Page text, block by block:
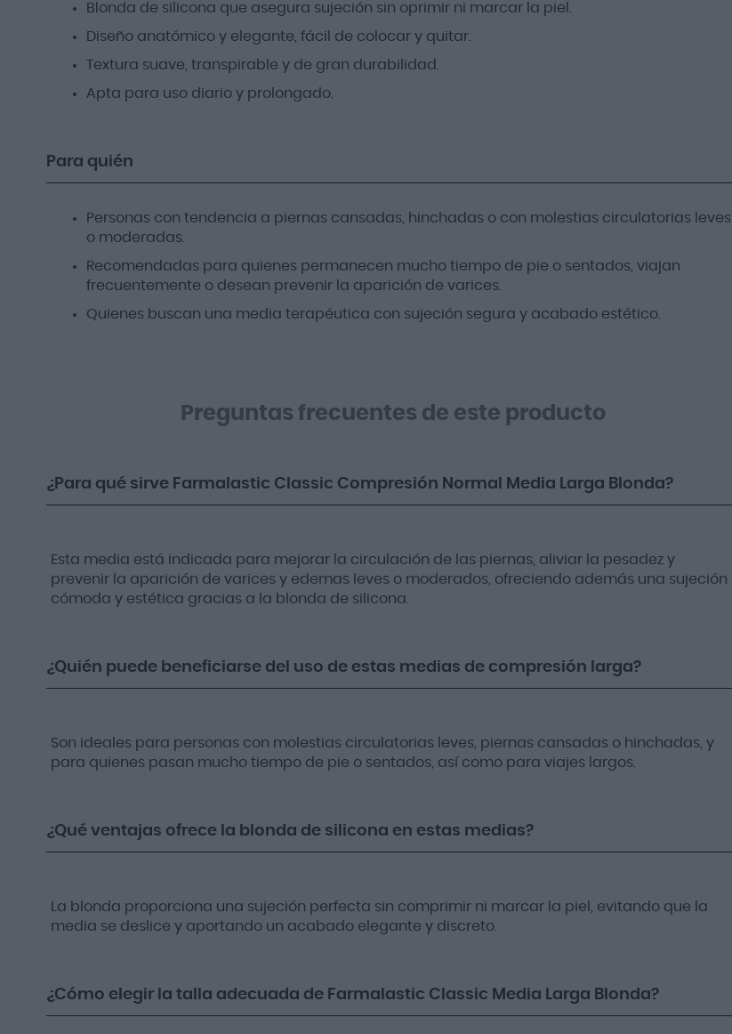
Blonda de silicona que asegura sujeción sin oprimir ni marcar la piel.
Diseño anatómico y elegante, fácil de colocar y quitar.
Textura suave, transpirable y de gran durabilidad.
Apta para uso diario y prolongado.
Para quién
Personas con tendencia a piernas cansadas, hinchadas o con molestias circulatorias leves
o moderadas.
Recomendadas para quienes permanecen mucho tiempo de pie o sentados, viajan
frecuentemente o desean prevenir la aparición de varices.
Quienes buscan una media terapéutica con sujeción segura y acabado estético.
Preguntas frecuentes de este producto
¿Para qué sirve Farmalastic Classic Compresión Normal Media Larga Blonda?
Esta media está indicada para mejorar la circulación de las piernas, aliviar la pesadez y
prevenir la aparición de varices y edemas leves o moderados, ofreciendo además una sujeción
cómoda y estética gracias a la blonda de silicona.
¿Quién puede beneficiarse del uso de estas medias de compresión larga?
Son ideales para personas con molestias circulatorias leves, piernas cansadas o hinchadas, y
para quienes pasan mucho tiempo de pie o sentados, así como para viajes largos.
¿Qué ventajas ofrece la blonda de silicona en estas medias?
La blonda proporciona una sujeción perfecta sin comprimir ni marcar la piel, evitando que la
media se deslice y aportando un acabado elegante y discreto.
¿Cómo elegir la talla adecuada de Farmalastic Classic Media Larga Blonda?